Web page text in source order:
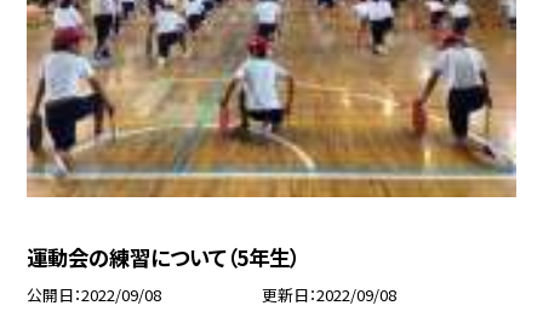
運動会の練習について（5年生）
公開日 2022/09/08 更新日 2022/09/08